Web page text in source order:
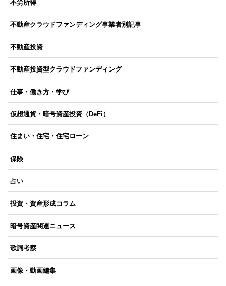
不労所得
不動産クラウドファンディング事業者別記事
不動産投資
不動産投資型クラウドファンディング
仕事・働き方・学び
仮想通貨・暗号資産投資（DeFi）
住まい・住宅・住宅ローン
保険
占い
投資・資産形成コラム
暗号資産関連ニュース
歌詞考察
画像・動画編集